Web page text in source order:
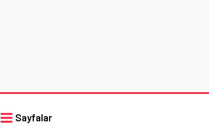
Sayfalar